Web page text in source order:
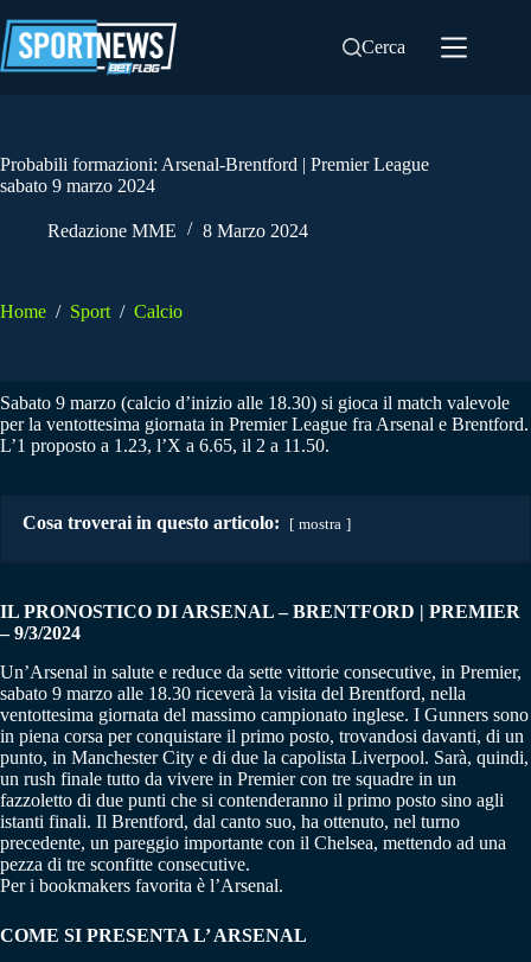
al
contenuto
Cerca
Probabili formazioni: Arsenal-Brentford | Premier League
sabato 9 marzo 2024
Redazione MME 8 Marzo 2024
Home / Sport / Calcio
Sabato 9 marzo (calcio d’inizio alle 18.30) si gioca il match valevole
per la ventottesima giornata in Premier League fra Arsenal e Brentford.
L’1 proposto a 1.23, l’X a 6.65, il 2 a 11.50.
Cosa troverai in questo articolo: mostra
IL PRONOSTICO DI ARSENAL – BRENTFORD | PREMIER
– 9/3/2024
Un’Arsenal in salute e reduce da sette vittorie consecutive, in Premier,
sabato 9 marzo alle 18.30 riceverà la visita del Brentford, nella
ventottesima giornata del massimo campionato inglese. I Gunners sono
in piena corsa per conquistare il primo posto, trovandosi davanti, di un
punto, in Manchester City e di due la capolista Liverpool. Sarà, quindi,
un rush finale tutto da vivere in Premier con tre squadre in un
fazzoletto di due punti che si contenderanno il primo posto sino agli
istanti finali. Il Brentford, dal canto suo, ha ottenuto, nel turno
precedente, un pareggio importante con il Chelsea, mettendo ad una
pezza di tre sconfitte consecutive.
Per i bookmakers favorita è l’Arsenal.
COME SI PRESENTA L’ ARSENAL